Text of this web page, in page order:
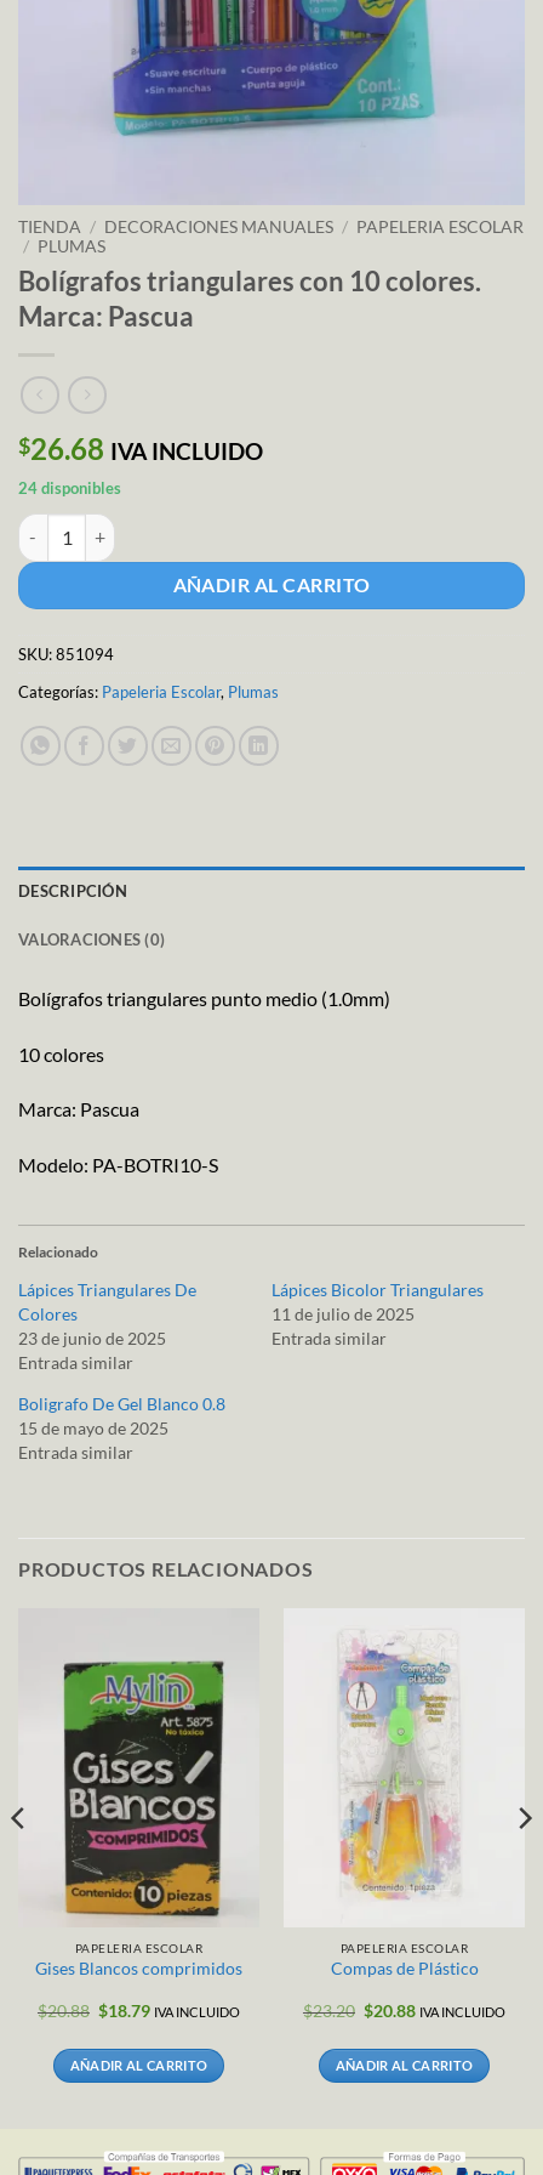
TIENDA / DECORACIONES MANUALES / PAPELERIA ESCOLAR
/ PLUMAS
Bolígrafos triangulares con 10 colores.
Marca: Pascua
$26.68 IVA INCLUIDO
24 disponibles
Bolígrafos triangulares con 10 colores. Marca: Pascua cantidad
AÑADIR AL CARRITO
SKU:851094
Categorías: Papeleria Escolar, Plumas
DESCRIPCIÓN
VALORACIONES (0)
Bolígrafos triangulares punto medio (1.0mm)
10 colores
Marca: Pascua
Modelo: PA-BOTRI10-S
Relacionado
Lápices Triangulares De
Colores
23 de junio de 2025
Entrada similar
Lápices Bicolor Triangulares
11 de julio de 2025
Entrada similar
Boligrafo De Gel Blanco 0.8
15 de mayo de 2025
Entrada similar
PRODUCTOS RELACIONADOS
PAPELERIA ESCOLAR
Gises Blancos comprimidos
$20.88 El
era:
$20.88.
$18.79El
es:
$18.79.
IVA INCLUIDO
AÑADIR AL CARRITO
PAPELERIA ESCOLAR
Compas de Plástico
$23.20 El
era:
$23.20.
$20.88El
es:
$20.88.
IVA INCLUIDO
AÑADIR AL CARRITO